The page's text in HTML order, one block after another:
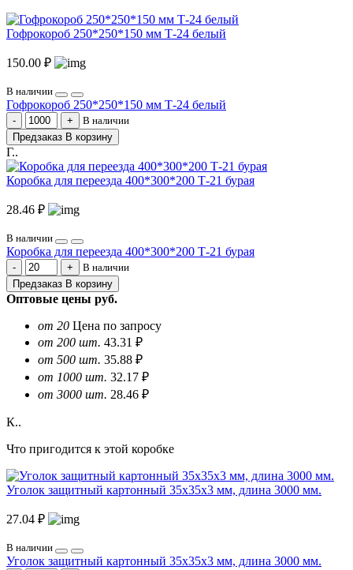
Гофрокороб 250*250*150 мм Т-24 белый
150.00 ₽
В наличии
Гофрокороб 250*250*150 мм Т-24 белый
В наличии
Предзаказ В корзину
Г..
Коробка для переезда 400*300*200 Т-21 бурая
28.46 ₽
В наличии
Коробка для переезда 400*300*200 Т-21 бурая
В наличии
Предзаказ В корзину
Оптовые цены руб.
от 20 Цена по запросу
от 200 шт. 43.31 ₽
от 500 шт. 35.88 ₽
от 1000 шт. 32.17 ₽
от 3000 шт. 28.46 ₽
К..
Что пригодится к этой коробке
Уголок защитный картонный 35х35х3 мм, длина 3000 мм.
27.04 ₽
В наличии
Уголок защитный картонный 35х35х3 мм, длина 3000 мм.